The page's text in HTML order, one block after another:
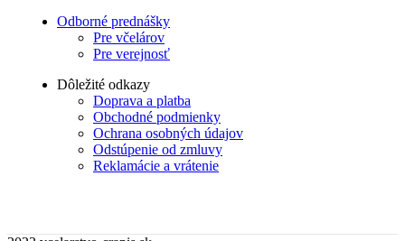
Odborné prednášky
Pre včelárov
Pre verejnosť
Dôležité odkazy
Doprava a platba
Obchodné podmienky
Ochrana osobných údajov
Odstúpenie od zmluvy
Reklamácie a vrátenie